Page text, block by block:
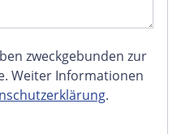
zweckgebunden zur
Weiter Informationen
.